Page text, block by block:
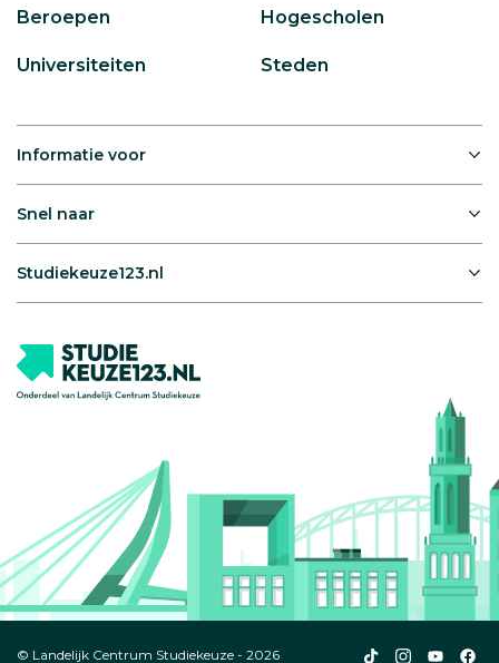
Beroepen Hogescholen
Universiteiten Steden
Informatie voor
Snel naar
Studiekeuze123.nl
© Landelijk Centrum Studiekeuze - 2026 Studiekeuze123